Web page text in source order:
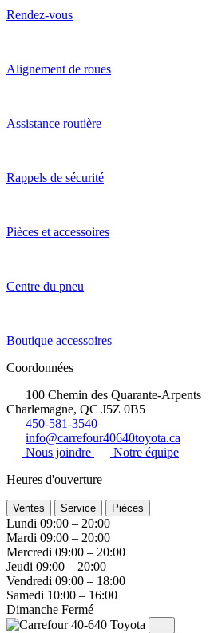
Rendez-vous
Alignement de roues
Assistance routière
Rappels de sécurité
Pièces et accessoires
Centre du pneu
Boutique accessoires
Coordonnées
100 Chemin des Quarante-Arpents
Charlemagne, QC J5Z 0B5
450-581-3540
info@carrefour40640toyota.ca
Nous joindre
Notre équipe
Heures d'ouverture
Ventes Service Pièces
Lundi 09:00 – 20:00
Mardi 09:00 – 20:00
Mercredi 09:00 – 20:00
Jeudi 09:00 – 20:00
Vendredi 09:00 – 18:00
Samedi 10:00 – 16:00
Dimanche Fermé